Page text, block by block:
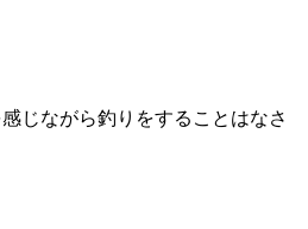
じながら釣りをすることはなさ